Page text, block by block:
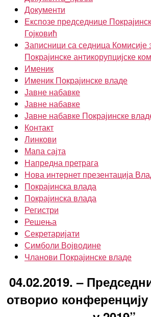
Документи
Експозе председнице
Гојковић
Записници са седница Комисије
Покрајинске антикорупцијске
Именик
Именик Покрајинске владе
Јавне набавке
Јавне набавке
Јавне набавке Покрајинске
Контакт
Линкови
Мапа сајта
Напредна претрага
Нова интернет презентација
Покрајинска влада
Покрајинска влада
Регистри
Решења
Секретаријати
Симболи Војводине
Чланови Покрајинске владе
04.02.2019. –
отворио